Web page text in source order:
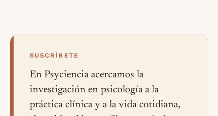
SUSCRÍBETE
En Psyciencia acercamos la
investigación en psicología a la
práctica clínica y a la vida cotidiana,